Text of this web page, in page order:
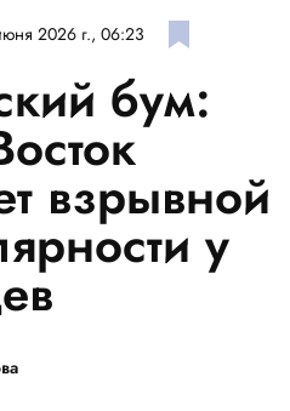
2026 г., 06:23
бум:
взрывной
у